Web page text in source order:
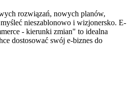
rozwiązań, nowych planów,
nieszablonowo i wizjonersko. E-
- kierunki zmian" to idealna
dostosować swój e-biznes do